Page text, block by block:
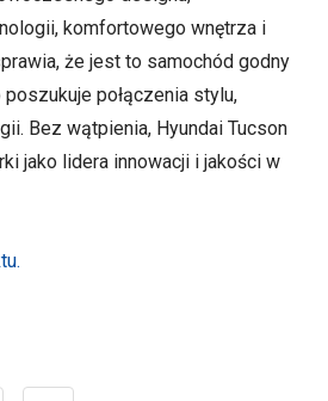
komfortowego wnętrza i
że jest to samochód godny
połączenia stylu,
Bez wątpienia, Hyundai Tucson
jako lidera innowacji i jakości w